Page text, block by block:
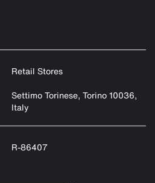
Retail Stores
Settimo Torinese, Torino 10036,
Italy
R-86407